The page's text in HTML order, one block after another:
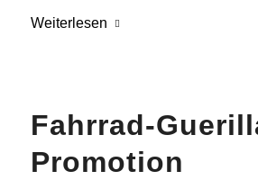
Weiterlesen
Fahrrad-
Promotion